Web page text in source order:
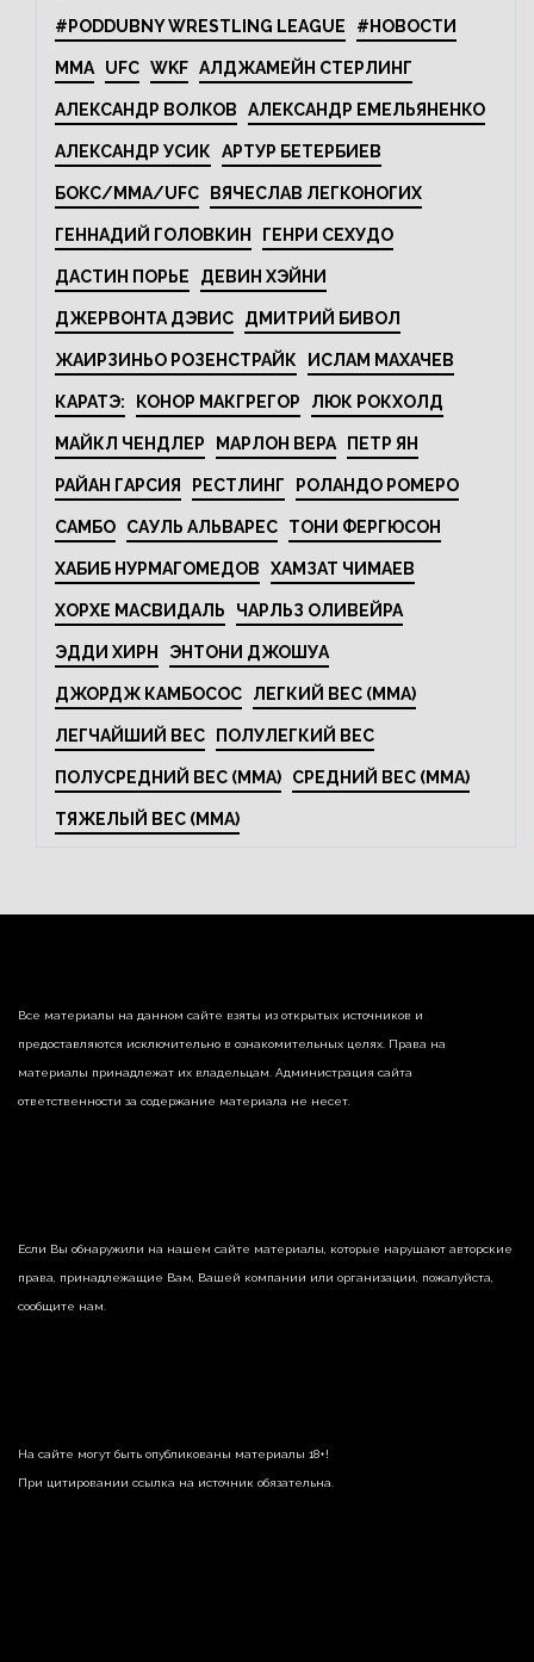
#PODDUBNY WRESTLING LEAGUE #НОВОСТИ
MMA UFC WKF АЛДЖАМЕЙН СТЕРЛИНГ
АЛЕКСАНДР ВОЛКОВ АЛЕКСАНДР ЕМЕЛЬЯНЕНКО
АЛЕКСАНДР УСИК АРТУР БЕТЕРБИЕВ
БОКС/MMA/UFC ВЯЧЕСЛАВ ЛЕГКОНОГИХ
ГЕННАДИЙ ГОЛОВКИН ГЕНРИ СЕХУДО
ДАСТИН ПОРЬЕ ДЕВИН ХЭЙНИ
ДЖЕРВОНТА ДЭВИС ДМИТРИЙ БИВОЛ
ЖАИРЗИНЬО РОЗЕНСТРАЙК ИСЛАМ МАХАЧЕВ
КАРАТЭ: КОНОР МАКГРЕГОР ЛЮК РОКХОЛД
МАЙКЛ ЧЕНДЛЕР МАРЛОН ВЕРА ПЕТР ЯН
РАЙАН ГАРСИЯ РЕСТЛИНГ РОЛАНДО РОМЕРО
САМБО САУЛЬ АЛЬВАРЕС ТОНИ ФЕРГЮСОН
ХАБИБ НУРМАГОМЕДОВ ХАМЗАТ ЧИМАЕВ
ХОРХЕ МАСВИДАЛЬ ЧАРЛЬЗ ОЛИВЕЙРА
ЭДДИ ХИРН ЭНТОНИ ДЖОШУА
ДЖОРДЖ КАМБОСОС ЛЕГКИЙ ВЕС (MMA)
ЛЕГЧАЙШИЙ ВЕС ПОЛУЛЕГКИЙ ВЕС
ПОЛУСРЕДНИЙ ВЕС (MMA) СРЕДНИЙ ВЕС (MMA)
ТЯЖЕЛЫЙ ВЕС (MMA)
Все материалы на данном сайте взяты из открытых источников и
предоставляются исключительно в ознакомительных целях. Права на
материалы принадлежат их владельцам. Администрация сайта
ответственности за содержание материала не несет.
Если Вы обнаружили на нашем сайте материалы, которые нарушают авторские
права, принадлежащие Вам, Вашей компании или организации, пожалуйста,
сообщите нам.
На сайте могут быть опубликованы материалы 18+!
При цитировании ссылка на источник обязательна.